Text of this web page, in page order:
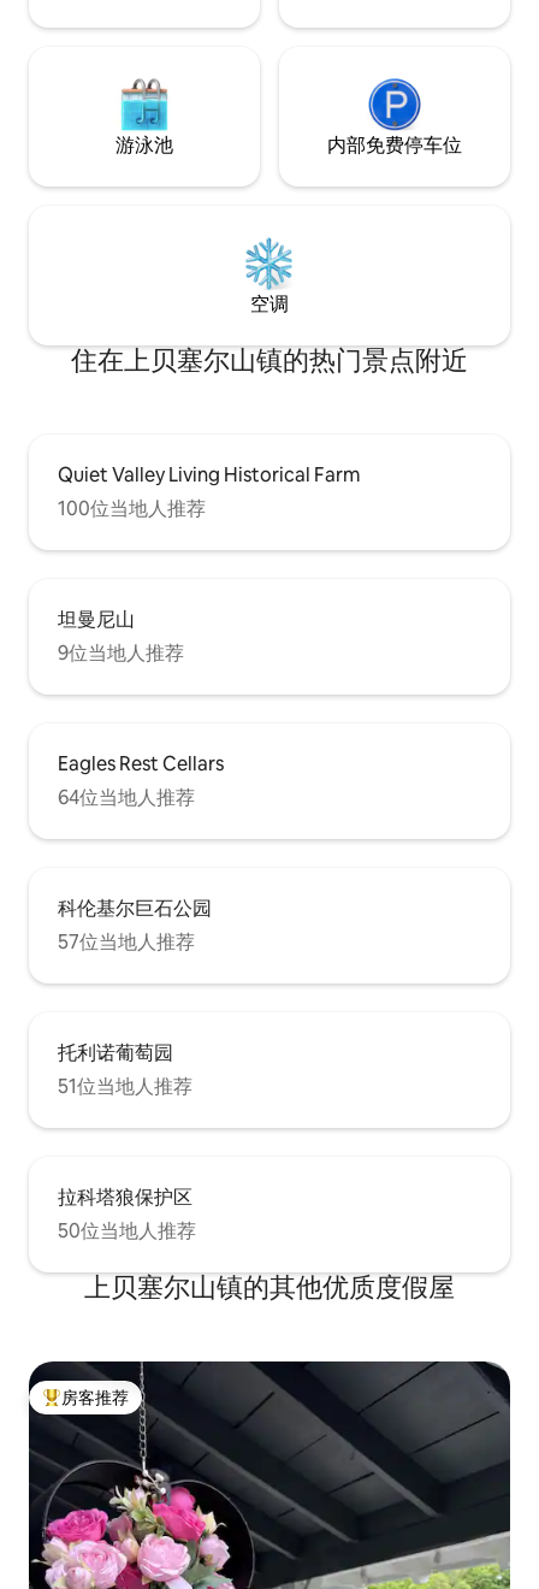
游泳池 内部免费停车位
空调
住在上贝塞尔山镇的热门景点附近
Quiet Valley Living Historical Farm
100位当地人推荐
坦曼尼山
9位当地人推荐
Eagles Rest Cellars
64位当地人推荐
科伦基尔巨石公园
57位当地人推荐
托利诺葡萄园
51位当地人推荐
拉科塔狼保护区
50位当地人推荐
上贝塞尔山镇的其他优质度假屋
热门「房客推荐」
房客推荐